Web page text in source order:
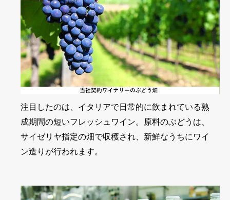
注目したのは、イタリアで日常的に飲まれている熟
成期間の短いフレッシュワイン。原料のぶどうは、
サイゼリヤ指定の畑で収穫され、新鮮なうちにワイ
ン造りが行われます。